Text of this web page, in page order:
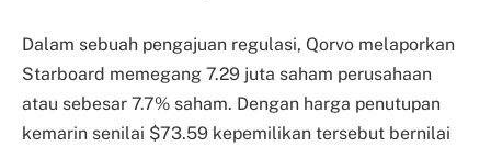
Dalam sebuah pengajuan regulasi, Qorvo melaporkan
Starboard memegang 7.29 juta saham perusahaan
atau sebesar 7.7% saham. Dengan harga penutupan
kemarin senilai $73.59 kepemilikan tersebut bernilai